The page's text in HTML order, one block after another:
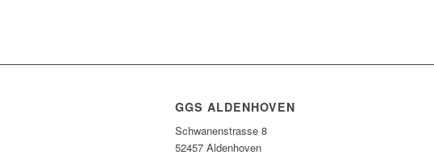
GGS ALDENHOVEN
Schwanenstrasse 8
52457 Aldenhoven